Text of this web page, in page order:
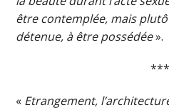
être contemplée, mais
détenue, à être possédée».
***
« Etrangement,